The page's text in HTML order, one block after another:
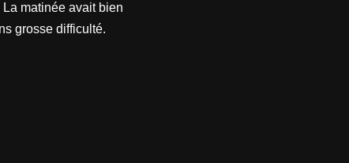
matinée avait bien
grosse difficulté.